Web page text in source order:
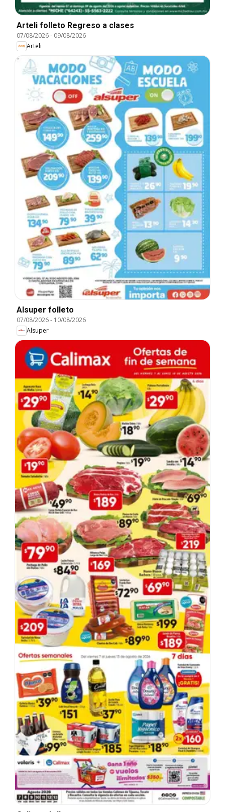
Arteli folleto Regreso a clases
07/08/2026- 09/08/2026
Arteli
Alsuper folleto
07/08/2026- 10/08/2026
Alsuper